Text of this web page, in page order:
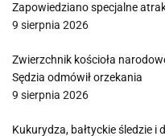
Zapowiedziano specjalne
9 sierpnia 2026
Zwierzchnik kościoła
Sędzia odmówił orzekania
9 sierpnia 2026
Kukurydza, bałtyckie śledzie i